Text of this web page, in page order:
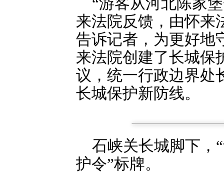
“游客从河北陈家
来法院反馈，由怀来
告诉记者，为更好地
来法院创建了长城保
议，统一行政边界处
长城保护新防线。
石峡关长城脚下，
护令”标牌。